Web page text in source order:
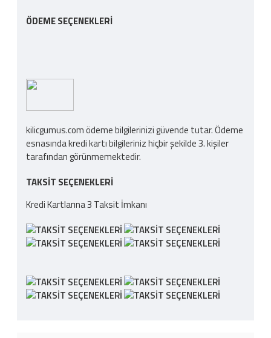
ÖDEME SEÇENEKLERI
kilicgumus.com ödeme bilgilerinizi güvende tutar. Ödeme
esnasında kredi kartı bilgileriniz hiçbir şekilde 3. kişiler
tarafından görünmemektedir.
TAKSIT SEÇENEKLERI
Kredi Kartlarına 3 Taksit İmkanı